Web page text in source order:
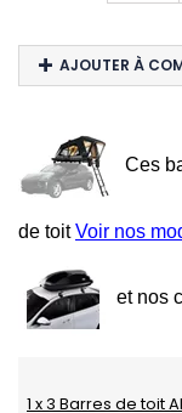
AJOUTER À
Ces
de toitVoir nos
et nos
1 x 3 Barres de toit